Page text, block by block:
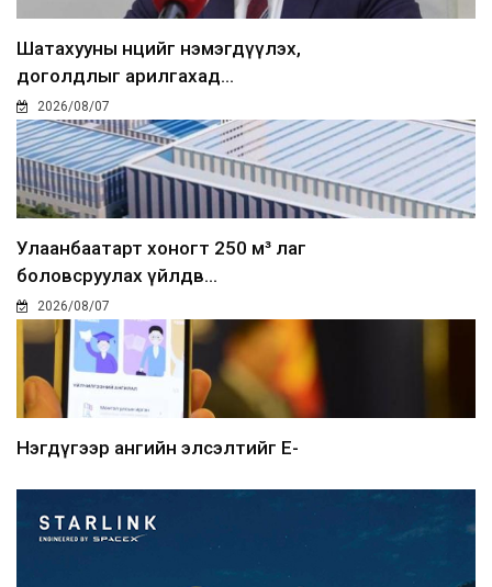
Шатахууны нөөцийг нэмэгдүүлэх,
доголдлыг арилгахад...
2026/08/07
Улаанбаатарт хоногт 250 м³ лаг
боловсруулах үйлдв...
2026/08/07
Нэгдүгээр ангийн элсэлтийг E-